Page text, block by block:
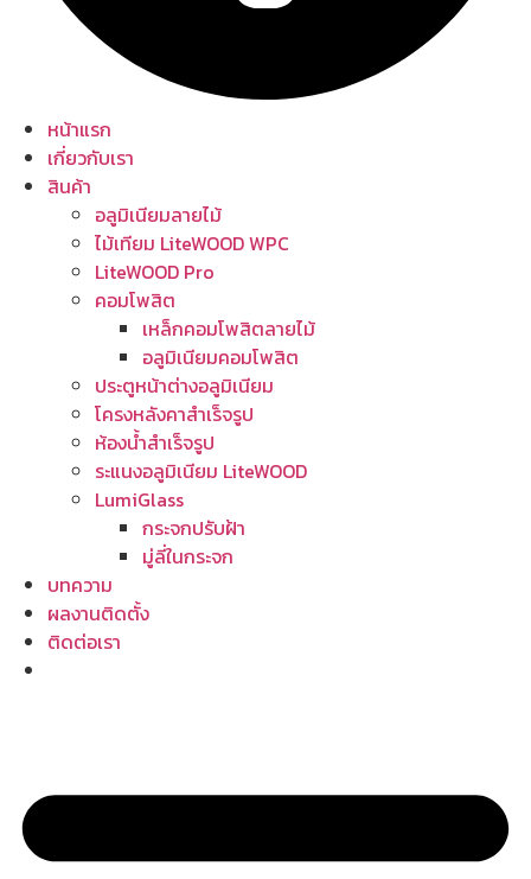
หน้าแรก
เกี่ยวกับเรา
สินค้า
อลูมิเนียมลายไม้
ไม้เทียม LiteWOOD WPC
LiteWOOD Pro
คอมโพสิต
เหล็กคอมโพสิตลายไม้
อลูมิเนียมคอมโพสิต
ประตูหน้าต่างอลูมิเนียม
โครงหลังคาสำเร็จรูป
ห้องน้ำสำเร็จรูป
ระแนงอลูมิเนียม LiteWOOD
LumiGlass
กระจกปรับฝ้า
มู่ลี่ในกระจก
บทความ
ผลงานติดตั้ง
ติดต่อเรา